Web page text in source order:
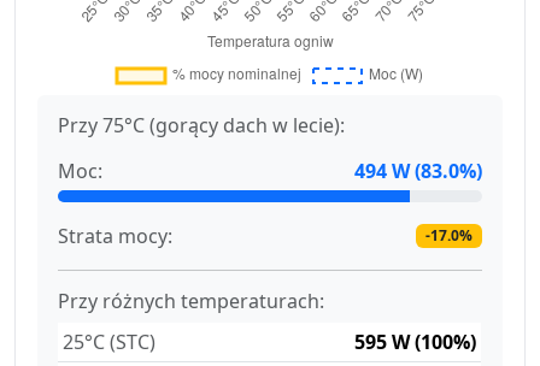
Przy 75°C (gorący dach w lecie):
Moc:
494 W (83.0%)
Strata mocy: -17.0%
Przy różnych temperaturach:
25°C (STC)
595 W (100%)